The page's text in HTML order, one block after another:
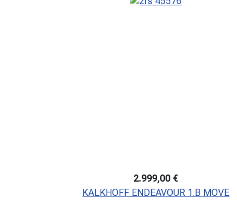
2.999,00 €
KALKHOFF ENDEAVOUR 1.B MOVE